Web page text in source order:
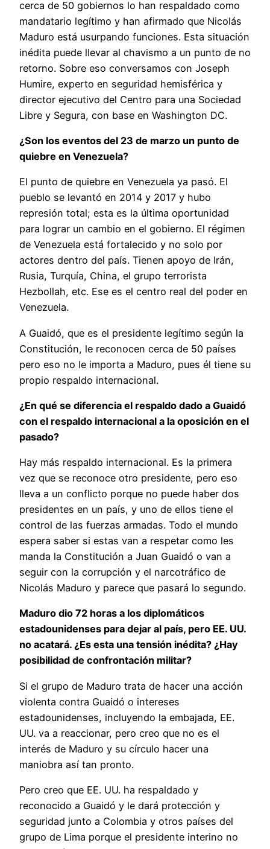
cerca de 50 gobiernos lo han respaldado como
mandatario legítimo y han afirmado que Nicolás
Maduro está usurpando funciones. Esta situación
inédita puede llevar al chavismo a un punto de no
retorno. Sobre eso conversamos con Joseph
Humire, experto en seguridad hemisférica y
director ejecutivo del Centro para una Sociedad
Libre y Segura, con base en Washington DC.
¿Son los eventos del 23 de marzo un punto de
quiebre en Venezuela?
El punto de quiebre en Venezuela ya pasó. El
pueblo se levantó en 2014 y 2017 y hubo
represión total; esta es la última oportunidad
para lograr un cambio en el gobierno. El régimen
de Venezuela está fortalecido y no solo por
actores dentro del país. Tienen apoyo de Irán,
Rusia, Turquía, China, el grupo terrorista
Hezbollah, etc. Ese es el centro real del poder en
Venezuela.
A Guaidó, que es el presidente legítimo según la
Constitución, le reconocen cerca de 50 países
pero eso no le importa a Maduro, pues él tiene su
propio respaldo internacional.
¿En qué se diferencia el respaldo dado a Guaidó
con el respaldo internacional a la oposición en el
pasado?
Hay más respaldo internacional. Es la primera
vez que se reconoce otro presidente, pero eso
lleva a un conflicto porque no puede haber dos
presidentes en un país, y uno de ellos tiene el
control de las fuerzas armadas. Todo el mundo
espera saber si estas van a respetar como les
manda la Constitución a Juan Guaidó o van a
seguir con la corrupción y el narcotráfico de
Nicolás Maduro y parece que pasará lo segundo.
Maduro dio 72 horas a los diplomáticos
estadounidenses para dejar al país, pero EE. UU.
no acatará. ¿Es esta una tensión inédita? ¿Hay
posibilidad de confrontación militar?
Si el grupo de Maduro trata de hacer una acción
violenta contra Guaidó o intereses
estadounidenses, incluyendo la embajada, EE.
UU. va a reaccionar, pero creo que no es el
interés de Maduro y su círculo hacer una
maniobra así tan pronto.
Pero creo que EE. UU. ha respaldado y
reconocido a Guaidó y le dará protección y
seguridad junto a Colombia y otros países del
grupo de Lima porque el presidente interino no